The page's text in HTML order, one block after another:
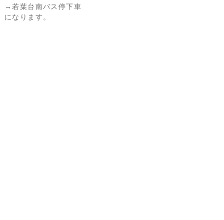
→若葉台南バス停下車
になります。